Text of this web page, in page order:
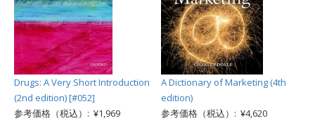
Drugs: A Very Short Introduction
(2nd edition) [#052]
参考価格（税込）: ¥1,969
A Dictionary of Marketing (4th
edition)
参考価格（税込）: ¥4,620